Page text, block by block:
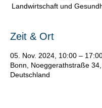
Landwirtschaft und
Zeit & Ort
05. Nov. 2024, 10:00 –
Bonn, Noeggerathstraße 34,
Deutschland